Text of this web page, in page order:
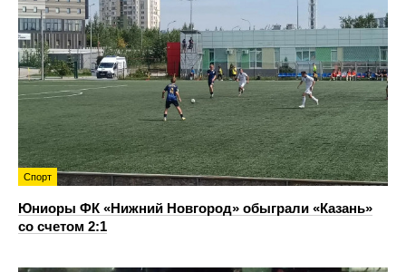
Спорт
Юниоры ФК «Нижний Новгород» обыграли «Казань»
со счетом 2:1